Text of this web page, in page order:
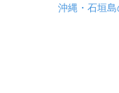
沖縄・石垣島